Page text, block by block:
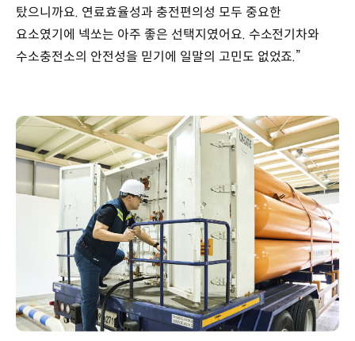
탔으니까요. 연료효율성과 충전편의성 모두 중요한
요소였기에 넥쏘는 아주 좋은 선택지였어요. 수소전기차와
수소충전소의 안전성을 믿기에 일말의 고민도 없었죠.”